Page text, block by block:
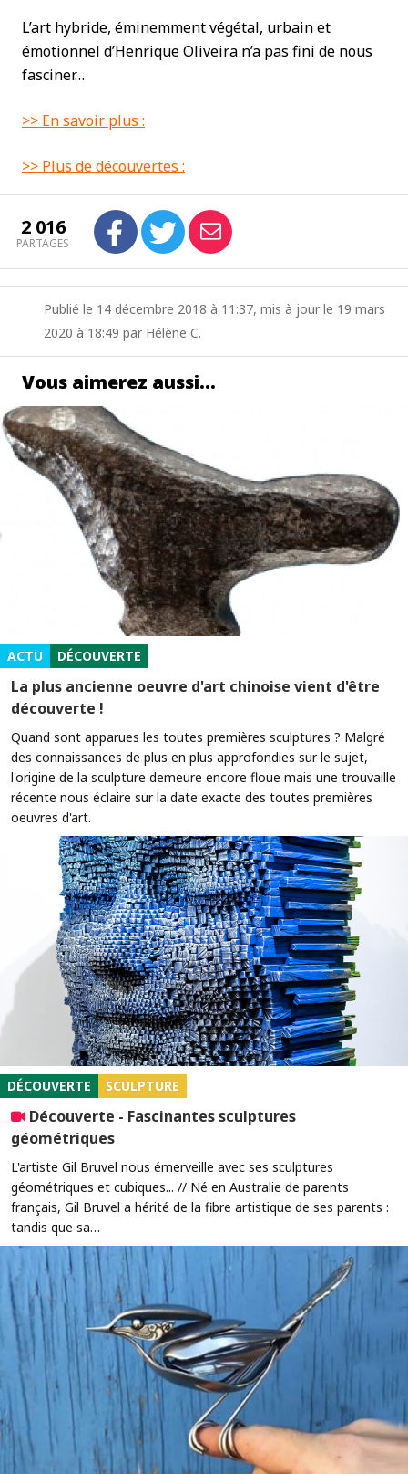
L’art hybride, éminemment végétal, urbain et
émotionnel d’Henrique Oliveira n’a pas fini de nous
fasciner…
>> En savoir plus :
>> Plus de découvertes :
2 016
PARTAGES
Publié le 14 décembre 2018 à 11:37, mis à jour le 19 mars
2020 à 18:49 par Hélène C.
Vous aimerez aussi…
ACTU DÉCOUVERTE
La plus ancienne oeuvre d'art chinoise vient d'être
découverte !
Quand sont apparues les toutes premières sculptures ? Malgré
des connaissances de plus en plus approfondies sur le sujet,
l'origine de la sculpture demeure encore floue mais une trouvaille
récente nous éclaire sur la date exacte des toutes premières
oeuvres d'art.
DÉCOUVERTE SCULPTURE
Découverte - Fascinantes sculptures
géométriques
L'artiste Gil Bruvel nous émerveille avec ses sculptures
géométriques et cubiques... // Né en Australie de parents
français, Gil Bruvel a hérité de la fibre artistique de ses parents :
tandis que sa…